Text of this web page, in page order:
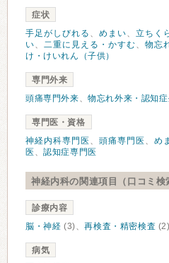
症状
手足がしびれる 、 めまい、 立ちく
い、 二重に見える・かすむ、 物忘
け・けいれん（子供）
専門外来
頭痛専門外来、物忘れ外来・認知
専門医・資格
神経内科専門医 、 頭痛専門医 、 め
医 、認知症専門医
神経内科の関連項目（口コミ検
診療内容
脳・神経 (3)、再検査・精密検査
病気